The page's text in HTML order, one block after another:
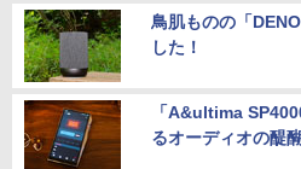
鳥肌ものの「
した！
「A&ultima
るオーディオの醍